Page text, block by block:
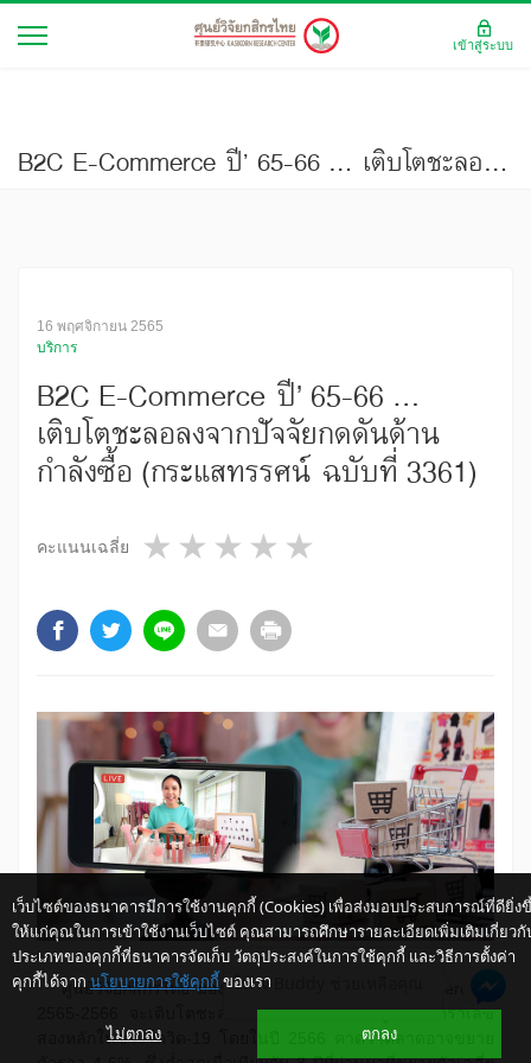
B2C E-Commerce ปี’ 65-66 ... เติบโตชะลอลงจากปัจจัยกดดันด้านกำลังซื้อ (กระแสทรรศน์ ฉบับที่ 3361)
16 พฤศจิกายน 2565
บริการ
B2C E-Commerce ปี’ 65-66 ...
เติบโตชะลอลงจากปัจจัยกดดันด้าน
กำลังซื้อ (กระแสทรรศน์ ฉบับที่ 3361)
คะแนนเฉลี่ย 4 stars
3 stars
2 stars
1 star
​ ศูนย์วิจัยกสิกรไทย มองว่า มูลค่าตลาด B2C E-Commerce ปี
2565-2566 จะเติบโตชะลอลง หลังจากที่เร่งตัวสูงด้วยอัตราเลข
สองหลักในช่วงโควิด-19 โดยในปี 2566 คาดว่าตลาดอาจขยาย
เว็บไซต์ของธนาคารมีการใช้งานคุกกี้ (Cookies) เพื่อส่งมอบประสบการณ์ที่ดียิ่ง
ให้แก่คุณในการเข้าใช้งานเว็บไซต์ คุณสามารถศึกษารายละเอียดเพิ่มเติมเกี่ยวกั
ประเภทของคุกกี้ที่ธนาคารจัดเก็บ วัตถุประสงค์ในการใช้คุกกี้ และวิธีการตั้งค่า
คุกกี้ได้จาก นโยบายการใช้คุกกี้ ของเรา
ไม่ตกลง ตกลง
เข้าสู่ระบบ
ให้ K-Buddy ช่วยเหลือคุณ